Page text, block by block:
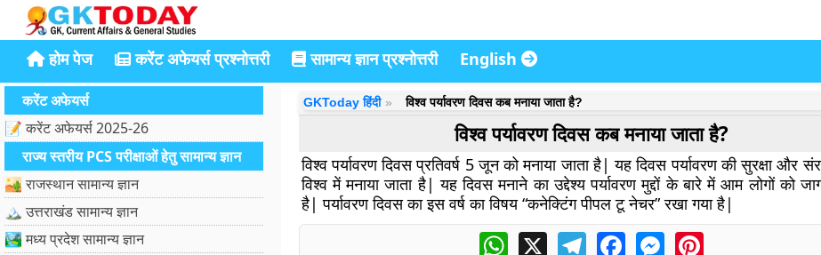
होम पेज करेंट अफेयर्स प्रश्नोत्तरी सामान्य ज्ञान प्रश्नोत्तरी English
करेंट अफेयर्स
📝 करेंट अफेयर्स 2025-26
राज्य स्तरीय PCS परीक्षाओं हेतु सामान्य ज्ञान
🏜️ राजस्थान सामान्य ज्ञान
🏔️ उत्तराखंड सामान्य ज्ञान
🏞️ मध्य प्रदेश सामान्य ज्ञान
GKToday हिंदी विश्व पर्यावरण दिवस कब मनाया जाता है?
विश्व पर्यावरण दिवस कब मनाया जाता है?
विश्व पर्यावरण दिवस प्रतिवर्ष 5 जून को मनाया जाता है| यह दिवस पर्यावरण की सुरक्षा और
विश्व में मनाया जाता है| यह दिवस मनाने का उद्देश्य पर्यावरण मुद्दों के बारे में आम लोगों को
है| पर्यावरण दिवस का इस वर्ष का विषय “कनेक्टिंग पीपल टू नेचर” रखा गया है|
WhatsApp
X TelegramFacebookMessengerPinterest